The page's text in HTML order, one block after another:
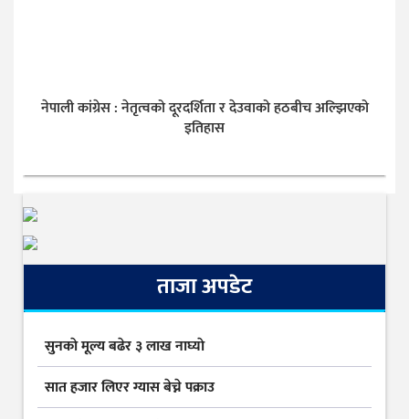
नेपाली कांग्रेस : नेतृत्वको दूरदर्शिता र देउवाको हठबीच अल्झिएको
इतिहास
ताजा अपडेट
सुनकाे मूल्य बढेर ३ लाख नाघ्याे
सात हजार लिएर ग्यास बेच्ने पक्राउ